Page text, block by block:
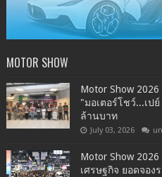
MOTOR SHOW
Motor Show
"มอเตอร์โชว์...เป
ล้านบาท
July 03, 2026
Motor Show
เศรษฐกิจ ยอดจอง